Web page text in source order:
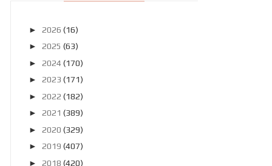
► 2026 (16)
► 2025 (63)
► 2024 (170)
► 2023 (171)
► 2022 (182)
► 2021 (389)
► 2020 (329)
► 2019 (407)
► 2018 (420)